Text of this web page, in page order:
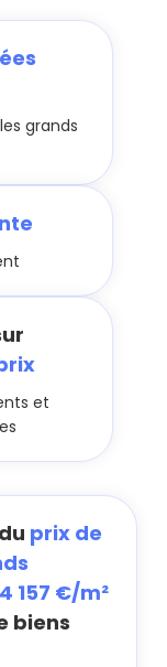
grands
et
prix de
4 157 €/m²
biens